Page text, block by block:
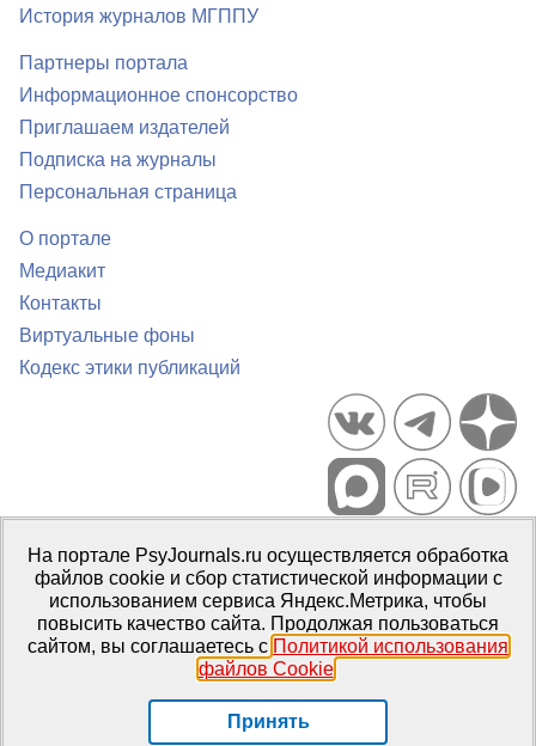
История журналов МГППУ
Партнеры портала
Информационное спонсорство
Приглашаем издателей
Подписка на журналы
Персональная страница
О портале
Медиакит
Контакты
Виртуальные фоны
Кодекс этики публикаций
Портал психологических изданий PsyJournals.ru, 2007–2026
Правила использования материалов
Свидетельство регистрации СМИЭл № ФС77-66447 от 14 июля
2016 г.
Издатель: ФГБОУ ВО МГППУ
На портале PsyJournals.ru осуществляется обработка
файлов cookie и сбор статистической информации с
использованием сервиса Яндекс.Метрика, чтобы
повысить качество сайта. Продолжая пользоваться
сайтом, вы соглашаетесь с Политикой использования
файлов Cookie.
Принять